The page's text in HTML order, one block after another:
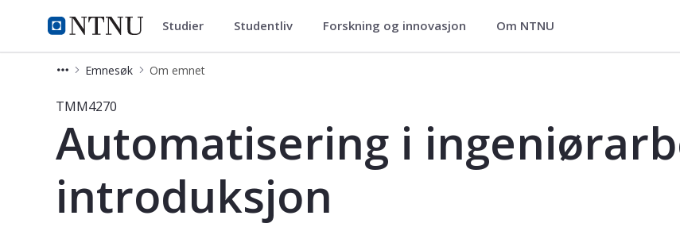
NTNU Hjemmeside
Studier Studier Studentliv Forskning og innovasjon Om NTNU
Emnesøk Om emnet
Emne - Automatisering i ingeniørarbeid, introduksjon - TMM4270
TMM4270
Automatisering i
introduksjon